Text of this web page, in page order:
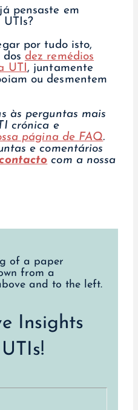
pensaste em
por tudo isto,
dez remédios
UTI, juntamente
ou desmentem
às perguntas mais
crónica e
página de FAQ.
e comentários
com a nossa
Insights